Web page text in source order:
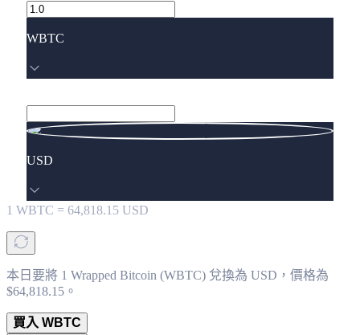
WBTC
USD
1 WBTC = 64,818.15 USD
本日要將 1 Wrapped Bitcoin (WBTC) 兌換為 USD，價格為
$64,818.15。
買入 WBTC